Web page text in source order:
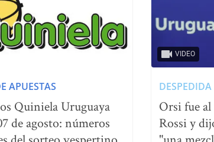
APUESTAS
Quiniela Uruguaya
de agosto: números
VIDEO
DESPEDIDA
Orsi fue
Rossi y